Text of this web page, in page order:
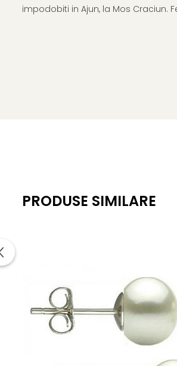
impodobiti in Ajun, la Mos Craciun.
PRODUSE SIMILARE